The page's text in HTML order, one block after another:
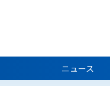
ニュース